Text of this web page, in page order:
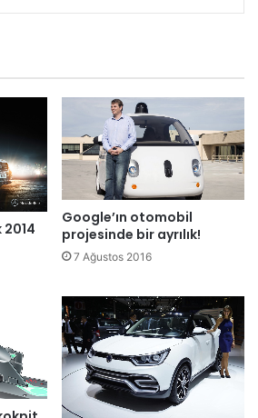
Google’ın otomobil
projesinde bir ayrılık!
7 Ağustos 2016